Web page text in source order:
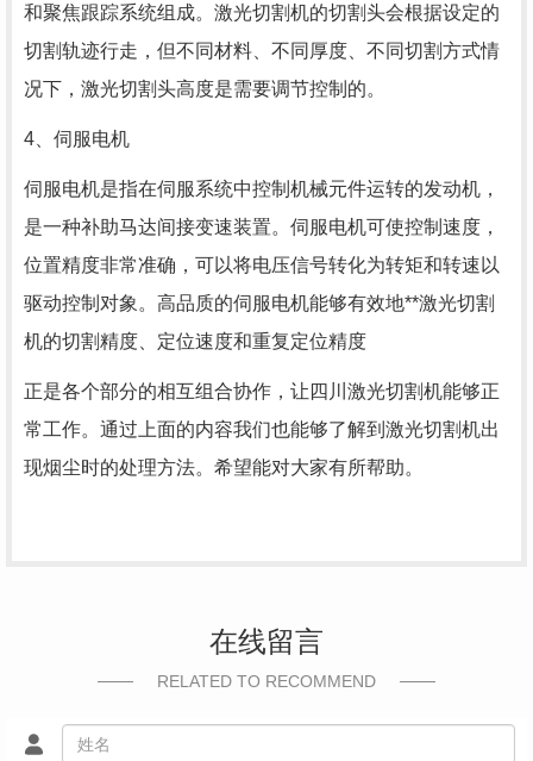
和聚焦跟踪系统组成。激光切割机的切割头会根据设定的
切割轨迹行走，但不同材料、不同厚度、不同切割方式情
况下，激光切割头高度是需要调节控制的。
4、伺服电机
伺服电机是指在伺服系统中控制机械元件运转的发动机，
是一种补助马达间接变速装置。伺服电机可使控制速度，
位置精度非常准确，可以将电压信号转化为转矩和转速以
驱动控制对象。高品质的伺服电机能够有效地**激光切割
机的切割精度、定位速度和重复定位精度
正是各个部分的相互组合协作，让四川激光切割机能够正
常工作。通过上面的内容我们也能够了解到激光切割机出
现烟尘时的处理方法。希望能对大家有所帮助。
在线留言
RELATED TO RECOMMEND